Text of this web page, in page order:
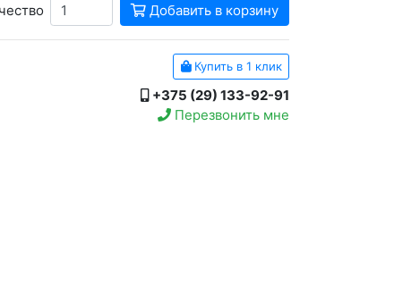
Добавить в корзину
Купить в 1 клик
+375 (29) 133-92-91
Перезвонить мне